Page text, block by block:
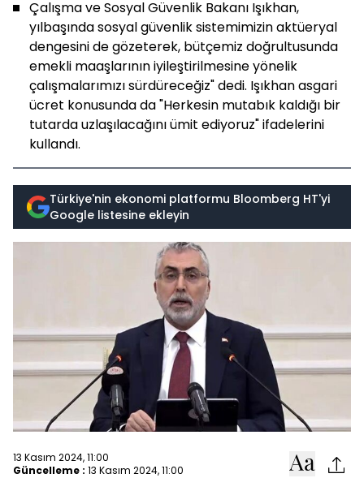
Çalışma ve Sosyal Güvenlik Bakanı Işıkhan,
yılbaşında sosyal güvenlik sistemimizin aktüeryal
dengesini de gözeterek, bütçemiz doğrultusunda
emekli maaşlarının iyileştirilmesine yönelik
çalışmalarımızı sürdüreceğiz" dedi. Işıkhan asgari
ücret konusunda da "Herkesin mutabık kaldığı bir
tutarda uzlaşılacağını ümit ediyoruz" ifadelerini
kullandı.
Türkiye'nin ekonomi platformu Bloomberg HT'yi
Google listesine ekleyin
13 Kasım 2024, 11:00
Güncelleme : 13 Kasım 2024, 11:00